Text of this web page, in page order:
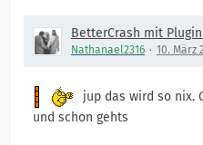
BetterCrash mit
Nathanael2316 10. März
jup das wird so nix.
und schon gehts